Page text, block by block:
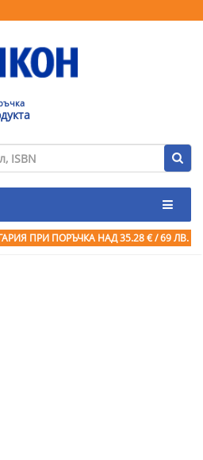
ПРИ ПОРЪЧКА НАД 35.28 € / 69 ЛВ.